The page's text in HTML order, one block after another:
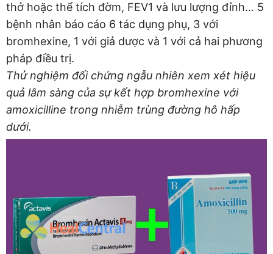
thở hoặc thể tích đờm, FEV1 và lưu lượng đỉnh… 5
bệnh nhân báo cáo 6 tác dụng phụ, 3 với
bromhexine, 1 với giả dược và 1 với cả hai phương
pháp điều trị.
Thử nghiệm đối chứng ngẫu nhiên xem xét hiệu
quả lâm sàng của sự kết hợp bromhexine với
amoxicilline trong nhiễm trùng đường hô hấp
dưới.